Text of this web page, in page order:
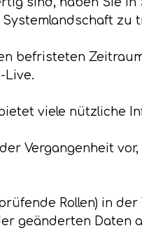
zu
befristeten
Live.
viele nützliche
Vergangenheit
Rollen) in
geänderten Daten